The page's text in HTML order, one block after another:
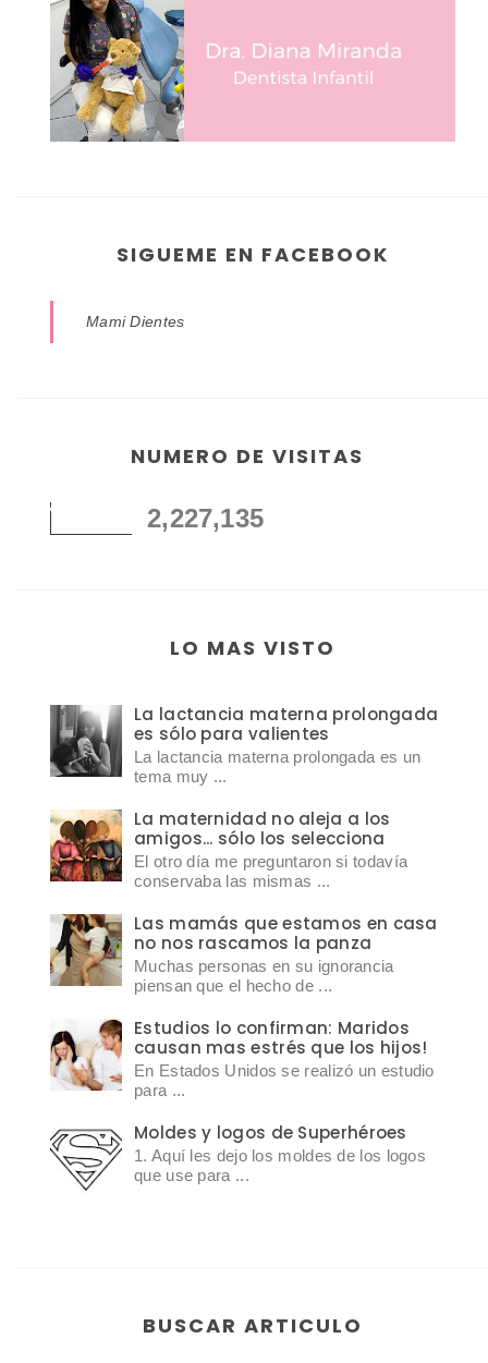
SIGUEME EN FACEBOOK
Mami Dientes
NUMERO DE VISITAS
2,227,135
LO MAS VISTO
La lactancia materna prolongada
es sólo para valientes
La lactancia materna prolongada es un
tema muy ...
La maternidad no aleja a los
amigos... sólo los selecciona
El otro día me preguntaron si todavía
conservaba las mismas ...
Las mamás que estamos en casa
no nos rascamos la panza
Muchas personas en su ignorancia
piensan que el hecho de ...
Estudios lo confirman: Maridos
causan mas estrés que los hijos!
En Estados Unidos se realizó un estudio
para ...
Moldes y logos de Superhéroes
1. Aquí les dejo los moldes de los logos
que use para ...
BUSCAR ARTICULO